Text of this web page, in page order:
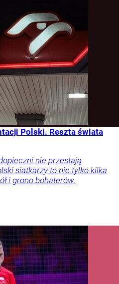
Polski. Reszta świata
nie przestają
siatkarzy to nie tylko kilka
i grono bohaterów.